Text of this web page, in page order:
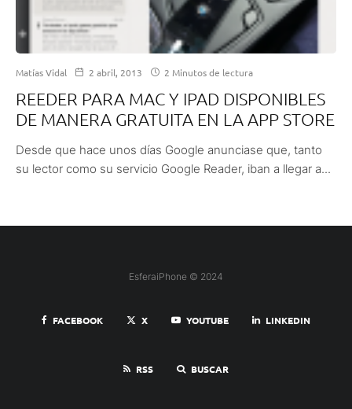
Matías Vidal 2 abril, 2013 2 Minutos de lectura
REEDER PARA MAC Y IPAD DISPONIBLES
DE MANERA GRATUITA EN LA APP STORE
Desde que hace unos días Google anunciase que, tanto
su lector como su servicio Google Reader, iban a llegar a...
EsferaiPhone © 2024
FACEBOOK X YOUTUBE LINKEDIN
RSS BUSCAR